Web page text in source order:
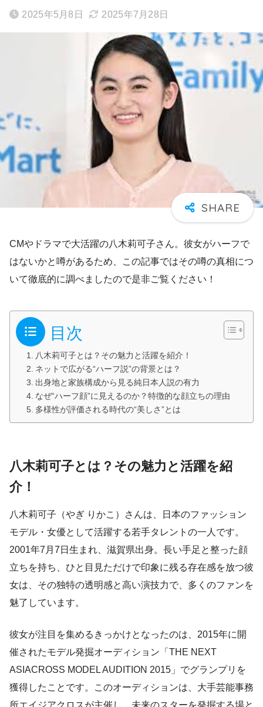
2025年5月8日 2025年7月28日
CMやドラマで大活躍の八木莉可子さん。彼女がハーフで
はないかと噂があるため、この記事ではその噂の真相につ
いて徹底的に調べましたので是非ご覧ください！
目次
八木莉可子とは？その魅力と活躍を紹介！
ネットで広がる“ハーフ説”の背景とは？
出身地と家族構成から見る純日本人説の有力
なぜ“ハーフ顔”に見えるのか？特徴的な顔立ちの理由
多様性が評価される時代の“美しさ”とは
八木莉可子とは？その魅力と活躍を紹
介！
八木莉可子（やぎ りかこ）さんは、日本のファッション
モデル・女優として活躍する若手タレントの一人です。
2001年7月7日生まれ、滋賀県出身。長い手足と整った顔
立ちを持ち、ひと目見ただけで印象に残る存在感を放つ彼
女は、その独特の透明感と高い演技力で、多くのファンを
魅了しています。
彼女が注目を集めるきっかけとなったのは、2015年に開
催されたモデル発掘オーディション「THE NEXT
ASIACROSS MODEL AUDITION 2015」でグランプリを
獲得したことです。このオーディションは、大手芸能事務